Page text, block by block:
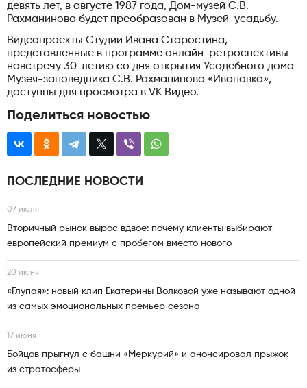
девять лет, в августе 1987 года, Дом-музей С.В.
Рахманинова будет преобразован в Музей-усадьбу.
Видеопроекты Студии Ивана Старостина,
представленные в программе онлайн-ретроспективы
навстречу 30-летию со дня открытия Усадебного дома
Музея-заповедника С.В. Рахманинова «Ивановка»,
доступны для просмотра в VK Видео.
Поделиться новостью
ПОСЛЕДНИЕ НОВОСТИ
07 июля
Вторичный рынок вырос вдвое: почему клиенты выбирают
европейский премиум с пробегом вместо нового
20 июня
«Глупая»: новый клип Екатерины Волковой уже называют одной
из самых эмоциональных премьер сезона
17 июня
Бойцов прыгнул с башни «Меркурий» и анонсировал прыжок
из стратосферы